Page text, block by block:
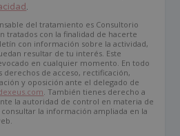
.
del tratamiento es Consultorio
tratados con la finalidad de hacerte
con información sobre la actividad,
resultar de tu interés. Este
en cualquier momento. En todo
de acceso, rectificación,
y oposición ante el delegado de
. También tienes derecho a
la autoridad de control en materia de
la información ampliada en la